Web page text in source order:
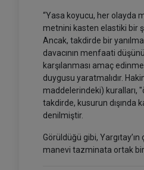
“Yasa koyucu, her olayda
metnini kasten elastiki bir
Ancak, takdirde bir
davacının menfaati
karşılanması amaç
duygusu yaratmalıdır.
maddelerindeki) kuralları,
takdirde, kusurun dışında
denilmiştir.
Görüldüğü gibi,
manevi tazminata ortak